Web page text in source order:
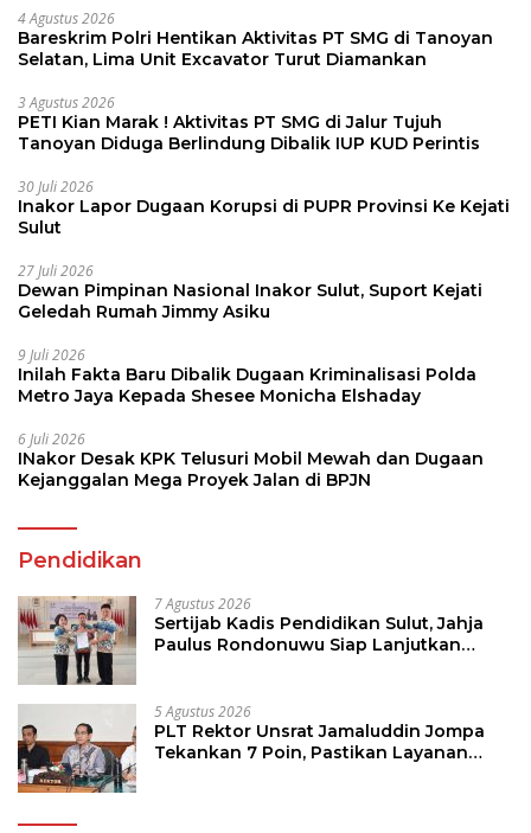
4 Agustus 2026
Bareskrim Polri Hentikan Aktivitas PT SMG di Tanoyan
Selatan, Lima Unit Excavator Turut Diamankan
3 Agustus 2026
PETI Kian Marak ! Aktivitas PT SMG di Jalur Tujuh
Tanoyan Diduga Berlindung Dibalik IUP KUD Perintis
30 Juli 2026
Inakor Lapor Dugaan Korupsi di PUPR Provinsi Ke Kejati
Sulut
27 Juli 2026
Dewan Pimpinan Nasional Inakor Sulut, Suport Kejati
Geledah Rumah Jimmy Asiku
9 Juli 2026
Inilah Fakta Baru Dibalik Dugaan Kriminalisasi Polda
Metro Jaya Kepada Shesee Monicha Elshaday
6 Juli 2026
INakor Desak KPK Telusuri Mobil Mewah dan Dugaan
Kejanggalan Mega Proyek Jalan di BPJN
Pendidikan
7 Agustus 2026
Sertijab Kadis Pendidikan Sulut, Jahja
Paulus Rondonuwu Siap Lanjutkan
5 Agustus 2026
PLT Rektor Unsrat Jamaluddin Jompa
Tekankan 7 Poin, Pastikan Layanan